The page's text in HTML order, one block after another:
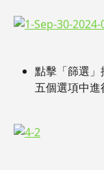
點擊「篩選
五個選項中進